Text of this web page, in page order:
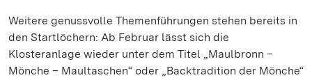
Weitere genussvolle Themenführungen stehen bereits in
den Startlöchern: Ab Februar lässt sich die
Klosteranlage wieder unter dem Titel „Maulbronn –
Mönche – Maultaschen“ oder „Backtradition der Mönche“